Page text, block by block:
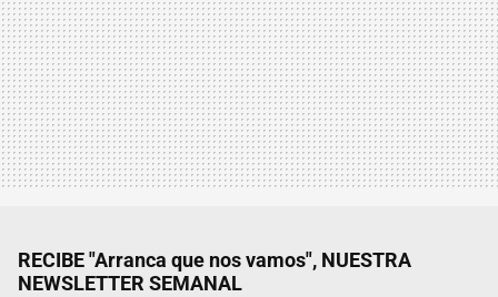
RECIBE "Arranca que nos vamos", NUESTRA
NEWSLETTER SEMANAL